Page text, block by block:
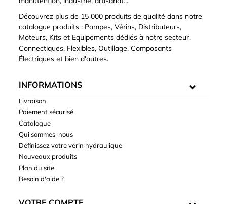
Découvrez plus de 15 000 produits de qualité dans notre
catalogue produits : Pompes, Vérins, Distributeurs,
Moteurs, Kits et Equipements dédiés à notre secteur,
Connectiques, Flexibles, Outillage, Composants
Électriques et bien d'autres.
INFORMATIONS
Livraison
Paiement sécurisé
Catalogue
Qui sommes-nous
Définissez votre vérin hydraulique
Nouveaux produits
Plan du site
Besoin d'aide ?